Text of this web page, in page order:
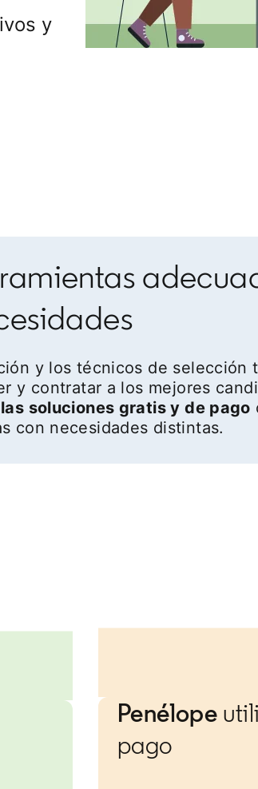
y
y los técnicos de selección
y contratar a los mejores
soluciones gratis y de pago
con necesidades distintas.
Penélope
pago